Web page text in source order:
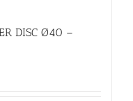
DISC Ø40 –